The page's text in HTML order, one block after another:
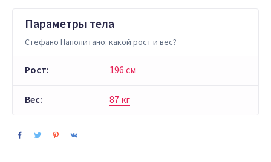
Параметры тела
Стефано Наполитано: какой рост и вес?
Рост: 196 см
Вес: 87 кг